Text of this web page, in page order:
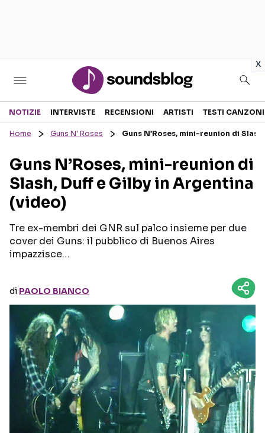
x
Sezioni
RECENSIONI MUSICALI
INTERVISTE
GOSSIP E CURIOSITÀ
TESTI CANZONI
TOUR ED EVENTI
NOTIZIE INTERVISTE RECENSIONI ARTISTI TESTI CANZONI
Home Guns N' Roses Guns N’Roses, mini-reunion di
Guns N’Roses, mini-reunion di
Slash, Duff e Gilby in Argentina
(video)
Tre ex-membri dei GNR sul palco insieme per due
cover dei Guns: il pubblico di Buenos Aires
impazzisce…
di PAOLO BIANCO